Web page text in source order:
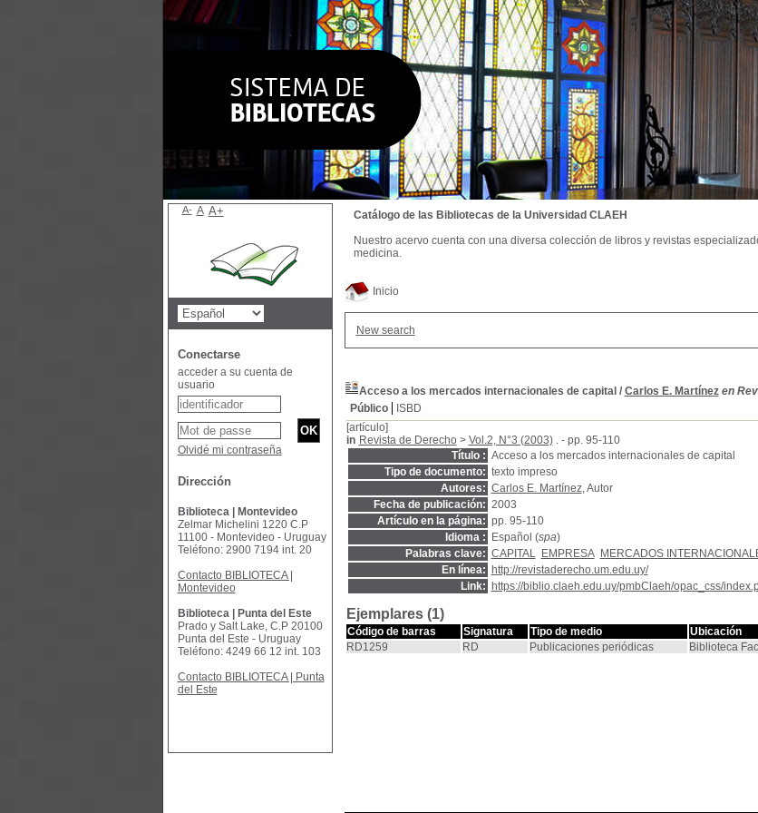
Inicio
New search
Acceso a los mercados internacionales de capital / Carlos E. Martínez en
Público
ISBD
[artículo]
in Revista de Derecho> Vol.2, N°3 (2003). - pp. 95-110
Título : Acceso a los mercados internacionales de capital
Tipo de documento: texto impreso
Autores: Carlos E. Martínez, Autor
Fecha de publicación: 2003
Artículo en la página: pp. 95-110
Idioma :
Español (spa)
Palabras clave: CAPITAL EMPRESA MERCADOS
En línea:
http://revistaderecho.um.edu.uy/
Link:
https://biblio.claeh.edu.uy/pmbClaeh/opac_css/
Ejemplares (1)
Código de barras Signatura Tipo de medio Ubicación
RD1259
RD Publicaciones periódicas Biblioteca
Catálogo de las Bibliotecas de la Universidad CLAEH
Nuestro acervo cuenta con una diversa colección de libros y revistas
medicina.
A- A A+
Conectarse
acceder a su cuenta de
usuario
Olvidé mi contraseña
Dirección
Biblioteca | Montevideo
Zelmar Michelini 1220 C.P
11100 - Montevideo - Uruguay
Teléfono: 2900 7194 int. 20
Contacto BIBLIOTECA |
Montevideo
Biblioteca | Punta del Este
Prado y Salt Lake, C.P 20100
Punta del Este - Uruguay
Teléfono: 4249 66 12 int. 103
Contacto BIBLIOTECA | Punta
del Este